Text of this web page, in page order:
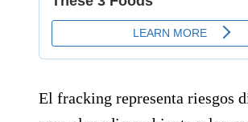
El fracking representa riesgos